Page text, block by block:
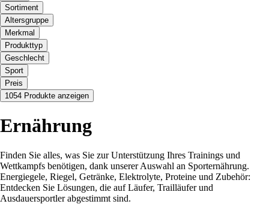
Sortiment
Altersgruppe
Merkmal
Produkttyp
Geschlecht
Sport
Preis
1054 Produkte anzeigen
Ernährung
Finden Sie alles, was Sie zur Unterstützung Ihres Trainings und
Wettkampfs benötigen, dank unserer Auswahl an Sporternährung.
Energiegele, Riegel, Getränke, Elektrolyte, Proteine und Zubehör:
Entdecken Sie Lösungen, die auf Läufer, Trailläufer und
Ausdauersportler abgestimmt sind.